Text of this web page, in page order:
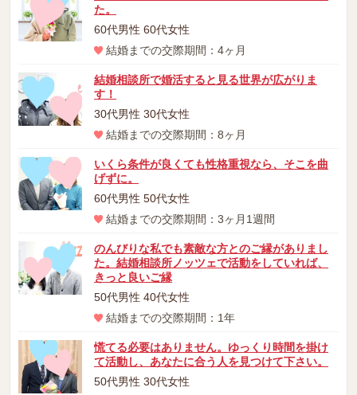
た。
60代男性 60代女性
結婚までの交際期間：4ヶ月
結婚相談所で婚活すると見る世界が広がりま
す！
30代男性 30代女性
結婚までの交際期間：8ヶ月
いくら条件が良くても性格重視なら、そこを曲
げずに。
60代男性 50代女性
結婚までの交際期間：3ヶ月1週間
のんびりな私でも素敵な方とのご縁がありまし
た。結婚相談所ノッツェで活動をしていれば、
きっと良いご縁
50代男性 40代女性
結婚までの交際期間：1年
慌てる必要はありません。ゆっくり時間を掛け
て活動し、あなたに合う人を見つけて下さい。
50代男性 30代女性